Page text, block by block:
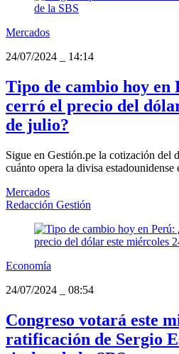
Mercados
24/07/2024
14:14
Tipo de cambio hoy en
cerró el precio del
de julio?
Sigue en Gestión.pe la cotización del
cuánto opera la divisa estadounidense
Mercados
Redacción Gestión
Economía
24/07/2024
08:54
Congreso votará este
ratificación de Sergio